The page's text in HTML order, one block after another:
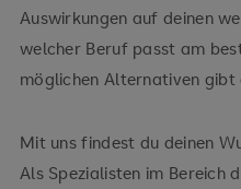
Auswirkungen auf deinen
welcher Beruf passt am
möglichen Alternativen gibt
Mit uns findest du deinen
Als Spezialisten im Bereich